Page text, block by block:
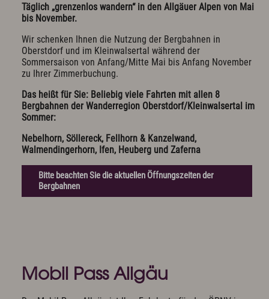
Täglich „grenzenlos wandern“ in den Allgäuer Alpen von Mai
bis November.
Wir schenken Ihnen die Nutzung der Bergbahnen in
Oberstdorf und im Kleinwalsertal während der
Sommersaison von Anfang/Mitte Mai bis Anfang November
zu Ihrer Zimmerbuchung.
Das heißt für Sie: Beliebig viele Fahrten mit allen 8
Bergbahnen der Wanderregion Oberstdorf/Kleinwalsertal im
Sommer:
Nebelhorn, Söllereck, Fellhorn & Kanzelwand,
Walmendingerhorn, Ifen, Heuberg und Zaferna
Bitte beachten Sie die aktuellen Öffnungszeiten der
Bergbahnen
Mobil Pass Allgäu